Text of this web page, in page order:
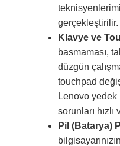
gerçekleştirilir.
Klavye ve
basmaması,
düzgün
touchpad
Lenovo yedek
sorunları
Pil (Batarya)